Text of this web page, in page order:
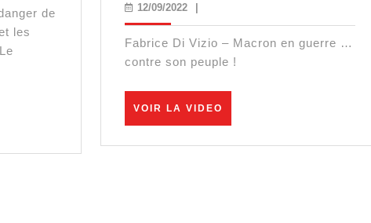
de
les
guerre
…
contre
son
12/09/202212/09/2022
Fabrice Di Vizio – Macron en guerre …
contre son peuple !
VOIR LA VIDEO